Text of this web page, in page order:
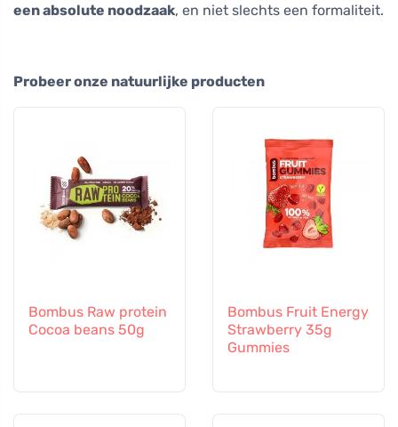
een absolute noodzaak, en niet slechts een formaliteit.
Probeer onze natuurlijke producten
Bombus Raw protein
Cocoa beans 50g
Bombus Fruit Energy
Strawberry 35g
Gummies